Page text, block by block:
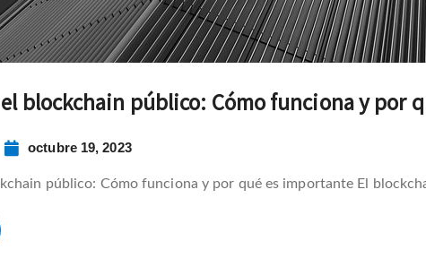
blockchain público: Cómo funciona y por
octubre 19, 2023
público: Cómo funciona y por qué es importante El